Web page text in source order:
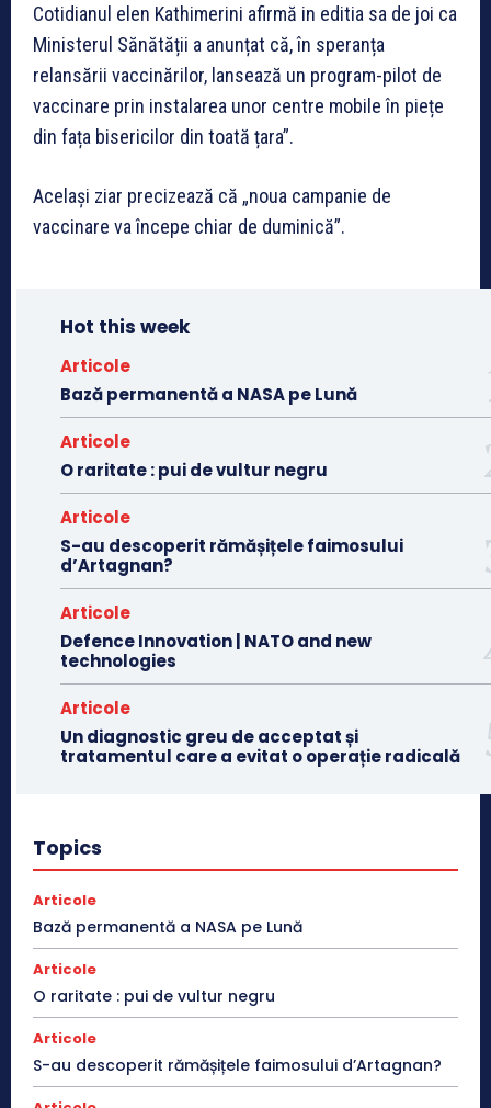
Cotidianul elen Kathimerini afirmă in editia sa de joi ca
Ministerul Sănătății a anunțat că, în speranța
relansării vaccinărilor, lansează un program-pilot de
vaccinare prin instalarea unor centre mobile în piețe
din fața bisericilor din toată țara”.
Același ziar precizează că „noua campanie de
vaccinare va începe chiar de duminică”.
Hot this week
Articole
Bază permanentă a NASA pe Lună
Articole
O raritate : pui de vultur negru
Articole
S-au descoperit rămășițele faimosului
d’Artagnan?
Articole
Defence Innovation | NATO and new
technologies
Articole
Un diagnostic greu de acceptat și
tratamentul care a evitat o operație radicală
Topics
Articole
Bază permanentă a NASA pe Lună
Articole
O raritate : pui de vultur negru
Articole
S-au descoperit rămășițele faimosului d’Artagnan?